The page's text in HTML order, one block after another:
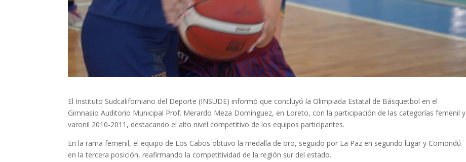
El Instituto Sudcaliforniano del Deporte (INSUDE) informó que concluyó la Olimpiada Estatal de Básquetbol en el
Gimnasio Auditorio Municipal Prof. Merardo Meza Domínguez, en Loreto, con la participación de las categorías femenil y
varonil 2010-2011, destacando el alto nivel competitivo de los equipos participantes.
En la rama femenil, el equipo de Los Cabos obtuvo la medalla de oro, seguido por La Paz en segundo lugar y Comondú
en la tercera posición, reafirmando la competitividad de la región sur del estado.